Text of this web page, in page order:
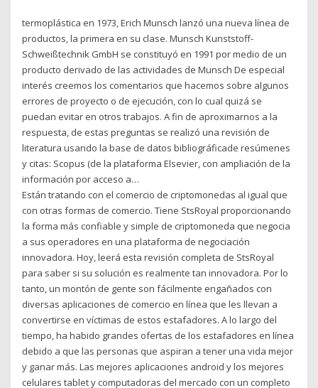
termoplástica en 1973, Erich Munsch lanzó una nueva línea de
productos, la primera en su clase. Munsch Kunststoff-
Schweißtechnik GmbH se constituyó en 1991 por medio de un
producto derivado de las actividades de Munsch De especial
interés creemos los comentarios que hacemos sobre algunos
errores de proyecto o de ejecución, con lo cual quizá se
puedan evitar en otros trabajos. A fin de aproximarnos a la
respuesta, de estas preguntas se realizó una revisión de
literatura usando la base de datos bibliográficade resúmenes
y citas: Scopus (de la plataforma Elsevier, con ampliación de la
información por acceso a…
Están tratando con el comercio de criptomonedas al igual que
con otras formas de comercio. Tiene StsRoyal proporcionando
la forma más confiable y simple de criptomoneda que negocia
a sus operadores en una plataforma de negociación
innovadora. Hoy, leerá esta revisión completa de StsRoyal
para saber si su solución es realmente tan innovadora. Por lo
tanto, un montón de gente son fácilmente engañados con
diversas aplicaciones de comercio en línea que les llevan a
convertirse en víctimas de estos estafadores. A lo largo del
tiempo, ha habido grandes ofertas de los estafadores en línea
debido a que las personas que aspiran a tener una vida mejor
y ganar más. Las mejores aplicaciones android y los mejores
celulares tablet y computadoras del mercado con un completo